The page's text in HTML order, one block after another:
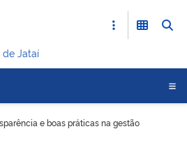
de Jataí
e boas práticas na gestão